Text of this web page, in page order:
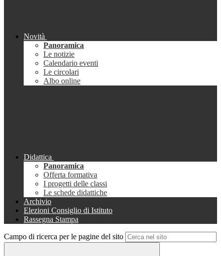
Novità
Panoramica
Le notizie
Calendario eventi
Le circolari
Albo online
Didattica
Panoramica
Offerta formativa
I progetti delle classi
Le schede didattiche
Archivio
Elezioni Consiglio di Istituto
Rassegna Stampa
Campo di ricerca per le pagine del sito